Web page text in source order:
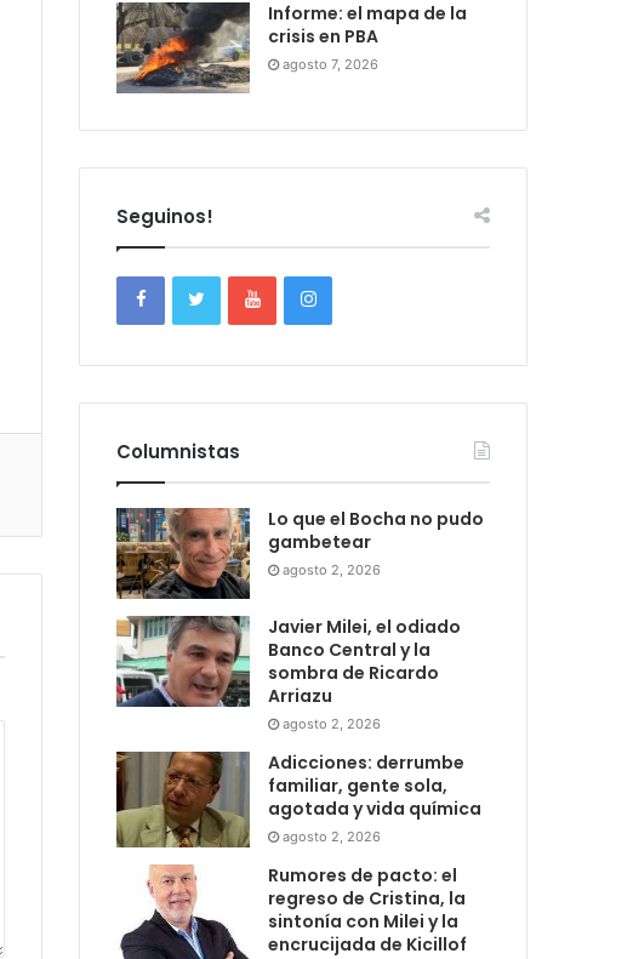
Informe: el mapa de la
crisis en PBA
agosto 7, 2026
Seguinos!
Columnistas
Lo que el Bocha no pudo
gambetear
agosto 2, 2026
Javier Milei, el odiado
Banco Central y la
sombra de Ricardo
Arriazu
agosto 2, 2026
Adicciones: derrumbe
familiar, gente sola,
agotada y vida química
agosto 2, 2026
Rumores de pacto: el
regreso de Cristina, la
sintonía con Milei y la
encrucijada de Kicillof